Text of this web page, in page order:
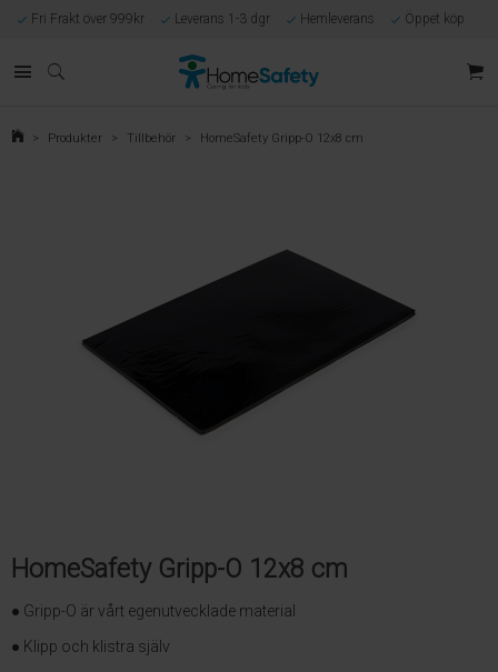
Fri Frakt över 999kr Leverans 1-3 dgr Hemleverans Öppet köp
Egen tillverkning
> Produkter > Tillbehör > HomeSafety Gripp-O 12x8 cm
HomeSafety Gripp-O 12x8 cm
● Gripp-O är vårt egenutvecklade material
● Klipp och klistra själv